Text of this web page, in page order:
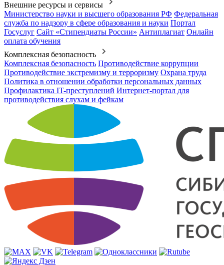
Внешние ресурсы и сервисы
Министерство науки и высшего образования РФ Федеральная
служба по надзору в сфере образования и науки Портал
Госуслуг Сайт «Стипендиаты России» Антиплагиат Онлайн
оплата обучения
Комплексная безопасность
Комплексная безопасность Противодействие коррупции
Противодействие экстремизму и терроризму Охрана труда
Политика в отношении обработки персональных данных
Профилактика IT-преступлений Интернет-портал для
противодействия слухам и фейкам